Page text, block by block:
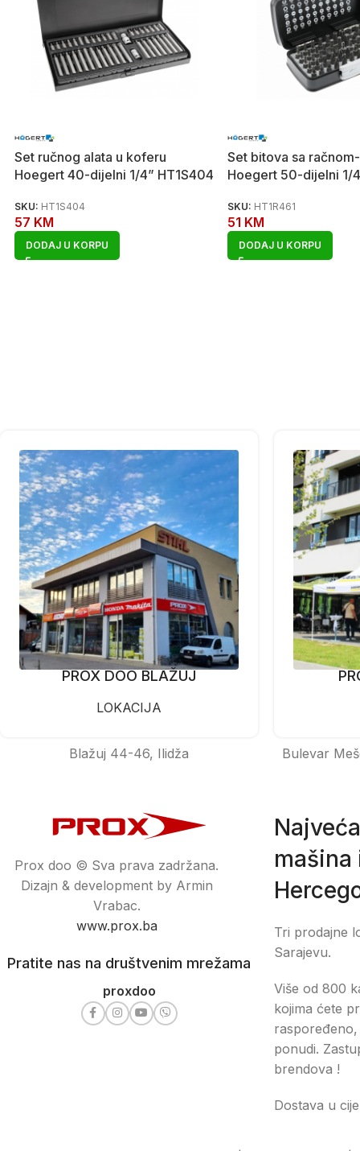
Set ručnog alata u koferu
Hoegert 40-dijelni 1/4” HT1S404
SKU: HT1S404
57 KM
DODAJ U KORPU
Set bitova sa
Hoegert 50-dijelni 1/
SKU: HT1R461
51 KM
DODAJ U KORPU
PROX DOO BLAŽUJ
LOKACIJA
Blažuj 44-46, Ilidža Bulevar
Prox doo © Sva prava zadržana.
Dizajn & development by Armin
Vrabac.
www.prox.ba
Pratite nas na društvenim mrežama
proxdoo
mašina
Tri prodajne
Sarajevu.
Više od 800
kojima ćete
ponudi.
brendova !
Dostava u